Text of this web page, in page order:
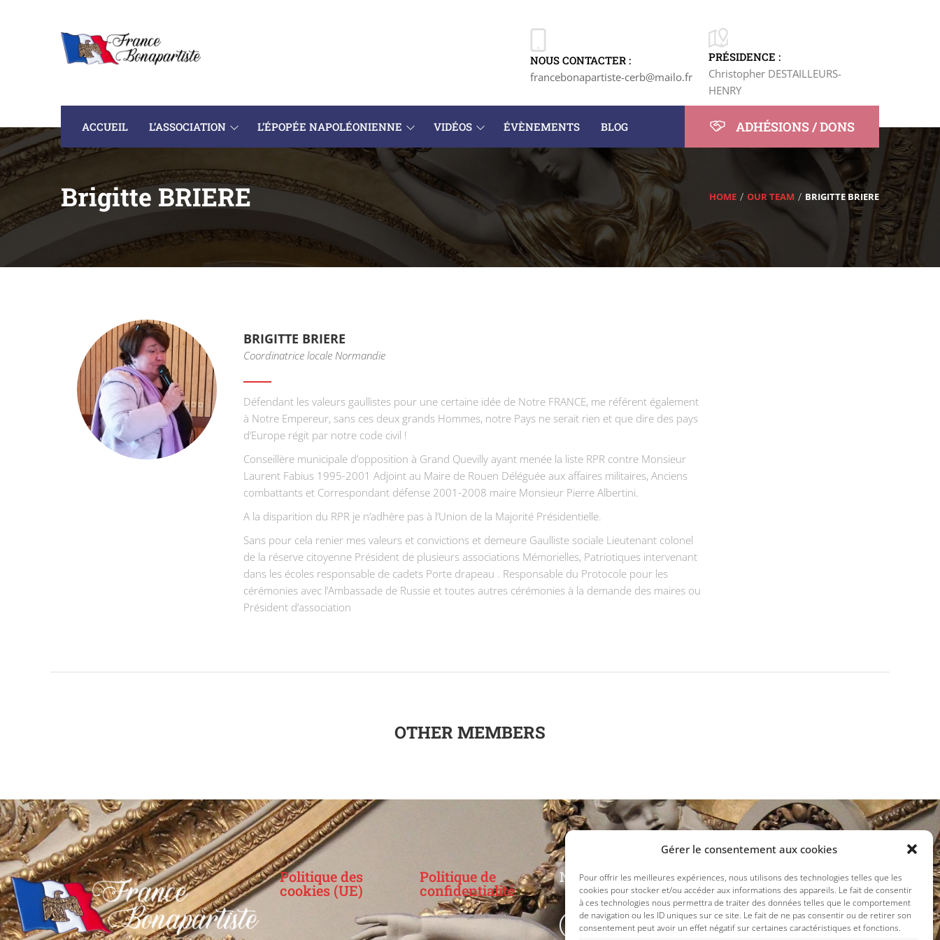
Gérer le consentement aux cookies
Pour offrir les meilleures expériences, nous utilisons des technologies telles que les
cookies pour stocker et/ou accéder aux informations des appareils. Le fait de consentir
à ces technologies nous permettra de traiter des données telles que le comportement
de navigation ou les ID uniques sur ce site. Le fait de ne pas consentir ou de retirer son
consentement peut avoir un effet négatif sur certaines caractéristiques et fonctions.
NOUS CONTACTER :
francebonapartiste-cerb@mailo.fr
PRÉSIDENCE :
Christopher DESTAILLEURS-
HENRY
ACCUEIL L’ASSOCIATION L’ÉPOPÉE NAPOLÉONIENNE VIDÉOS ÉVÈNEMENTS BLOG ADHÉSIONS / DONS
Brigitte BRIERE HOME OUR TEAM BRIGITTE BRIERE
BRIGITTE BRIERE
Coordinatrice locale Normandie
Défendant les valeurs gaullistes pour une certaine idée de Notre FRANCE, me référent également
à Notre Empereur, sans ces deux grands Hommes, notre Pays ne serait rien et que dire des pays
d’Europe régit par notre code civil !
Conseillère municipale d’opposition à Grand Quevilly ayant menée la liste RPR contre Monsieur
Laurent Fabius 1995-2001 Adjoint au Maire de Rouen Déléguée aux affaires militaires, Anciens
combattants et Correspondant défense 2001-2008 maire Monsieur Pierre Albertini.
A la disparition du RPR je n’adhère pas à l’Union de la Majorité Présidentielle.
Sans pour cela renier mes valeurs et convictions et demeure Gaulliste sociale Lieutenant colonel
de la réserve citoyenne Président de plusieurs associations Mémorielles, Patriotiques intervenant
dans les écoles responsable de cadets Porte drapeau . Responsable du Protocole pour les
cérémonies avec l’Ambassade de Russie et toutes autres cérémonies à la demande des maires ou
Président d’association
OTHER MEMBERS
Politique des
cookies (UE)
Politique de
confidentialité
Nos réseaux sociaux :